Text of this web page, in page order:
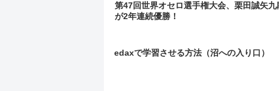
第47回世界オセロ選手権大会、栗田誠矢九
が2年連続優勝！
edaxで学習させる方法（沼への入り口）